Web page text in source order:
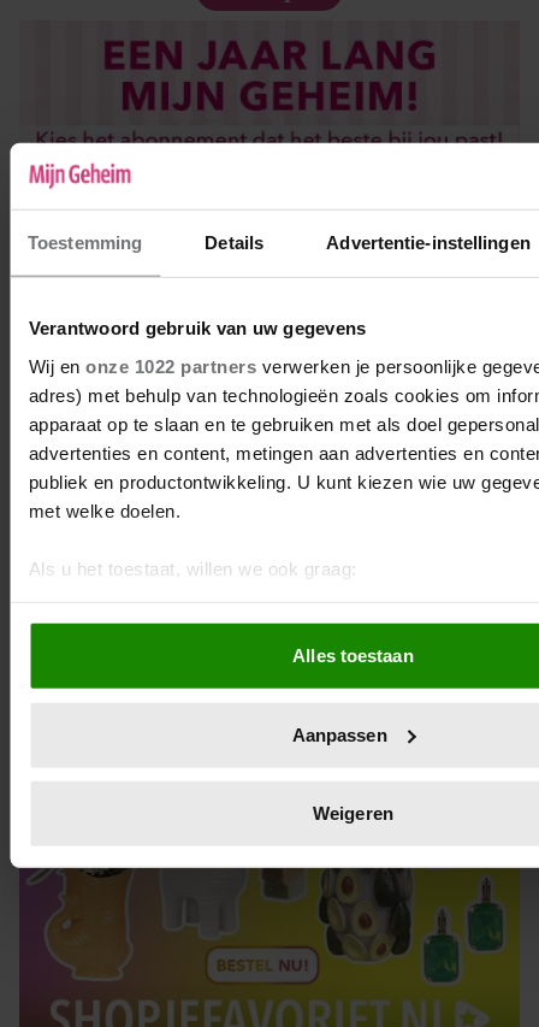
Toestemming Details Advertentie-instellingen
Verantwoord gebruik van uw gegevens
Wij en onze 1022 partnersverwerken je persoonlijke
adres) met behulp van technologieën zoals cookies om
apparaat op te slaan en te gebruiken met als doel
advertenties en content, metingen aan advertenties en
publiek en productontwikkeling. U kunt kiezen wie uw
met welke doelen.
Als u het toestaat, willen we ook graag:
meter nauwkeurig kan zijn
Uw apparaat identificeren door het actief te scannen op
eigenschappen (fingerprinting)
in. U kunt uw
functies voor social media te bieden en om ons
analyseren. Ook delen we informatie over uw gebruik van
partners voor social media, adverteren en analyse. Deze
deze gegevens combineren met andere informatie die u aan
verstrekt of die ze hebben verzameld op basis van uw
services. U gaat akkoord met onze cookies als u onze
Alles toestaan
Aanpassen
Weigeren